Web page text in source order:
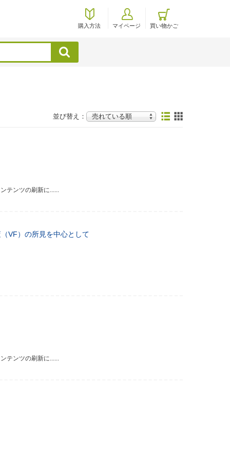
購入方法 マイページ 買い物かご
検索
並び替え：
テンツの刷新に......
VF）の所見を中心として
テンツの刷新に......